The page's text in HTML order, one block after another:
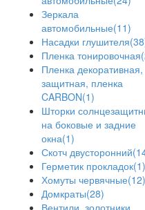
Зеркала
автомобильные(11)
Насадки
Пленка
Пленка декоративная,
защитная, пленка
CARBON(1)
Шторки
на боковые и задние
окна(1)
Скотч
Герметик прокладок(1)
Хомуты червячные(12)
Домкраты(28)